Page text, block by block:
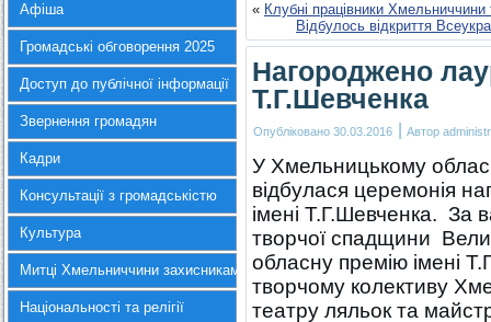
Афіша
Громадські обговорення 2025
Доступ до публічної інформації
Звернення громадян
Кадри
Консультації з громадськістю
Культура
Митці Хмельниччини захисникам України
Національності та релігії
« Клубні працівники
Відбулось відкриття
Нагороджено
Т.Г.Шевченка
Опубліковано 30.03.2016 | Автор
У Хмельницькому
відбулася церемонія
імені Т.Г.Шевченка. За
творчої спадщини
обласну премію імені
творчому колективу
театру ляльок та